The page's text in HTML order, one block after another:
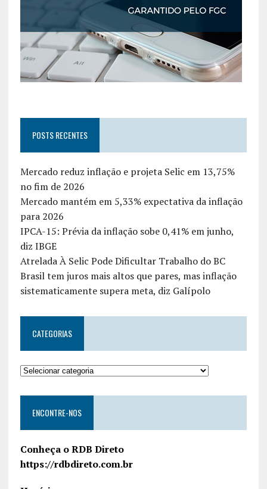
POSTS RECENTES
Mercado reduz inflação e projeta Selic em 13,75%
no fim de 2026
Mercado mantém em 5,33% expectativa da inflação
para 2026
IPCA-15: Prévia da inflação sobe 0,41% em junho,
diz IBGE
Atrelada À Selic Pode Dificultar Trabalho do BC
Brasil tem juros mais altos que pares, mas inflação
sistematicamente supera meta, diz Galípolo
CATEGORIAS
ENCONTRE-NOS
Conheça o RDB Direto
https://rdbdireto.com.br